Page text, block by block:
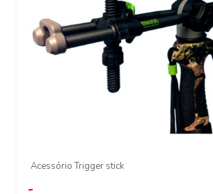
Acessório Trigger stick